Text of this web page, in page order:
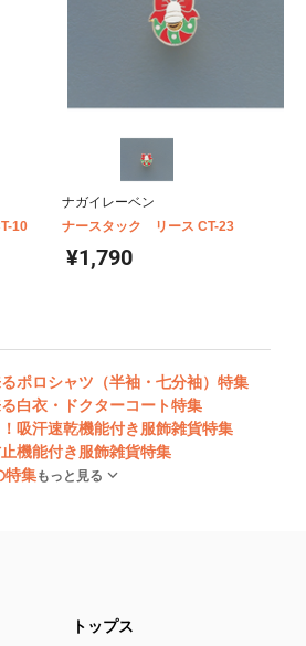
10
ナガイレーベン
ナースタック リース CT-23
¥1,790
ポロシャツ（半袖・七分袖）特集
白衣・ドクターコート特集
吸汗速乾機能付き服飾雑貨特集
機能付き服飾雑貨特集
特集もっと見る
トップス